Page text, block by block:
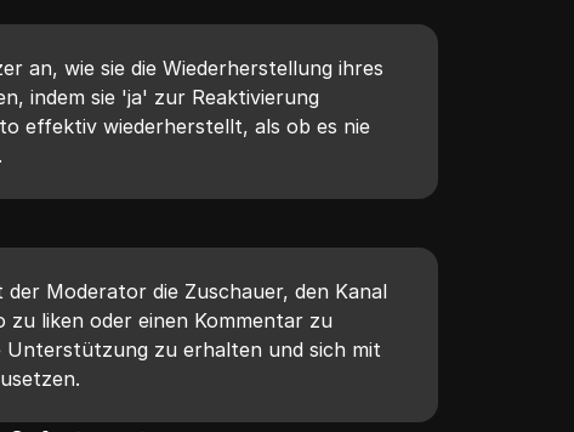
an, wie sie die Wiederherstellung ihres
indem sie 'ja' zur Reaktivierung
effektiv wiederherstellt, als ob es nie
der Moderator die Zuschauer, den Kanal
zu liken oder einen Kommentar zu
Unterstützung zu erhalten und sich mit